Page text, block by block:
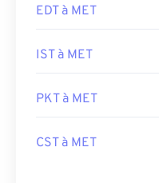
EDT à MET
IST à MET
PKT à MET
CST à MET